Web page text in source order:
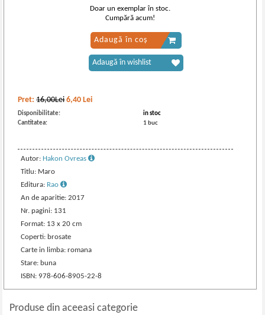
Pret:16,00Lei 6,40 Lei
Disponibilitate:
in stoc
Cantitatea:
1 buc
Autor: Hakon Ovreas
Titlu: Maro
Editura: Rao
An de aparitie: 2017
Nr. pagini: 131
Format: 13 x 20 cm
Coperti: brosate
Carte in limba: romana
Stare: buna
ISBN: 978-606-8905-22-8
Doar un exemplar în stoc.
Cumpără acum!
Adaugă în coș
Adaugă în wishlist
Produse din aceeasi categorie